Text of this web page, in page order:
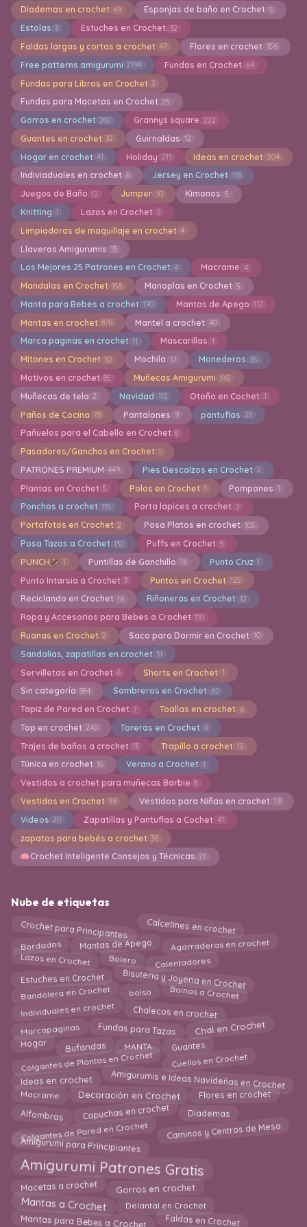
Diademas en crochet 49 Esponjas de baño en Crochet 5
Estolas 3 Estuches en Crochet 32
Faldas largas y cortas a crochet 47 Flores en crochet 156
Free patterns amigurumi 2194 Fundas en Crochet 64
Fundas para Libros en Crochet 3
Fundas para Macetas en Crochet 25
Gorros en crochet 282 Grannys square 222
Guantes en crochet 32 Guirnaldas 12
Hogar en crochet 41 Holiday 211 Ideas en crochet 204
Indiviaduales en crochet 6 Jersey en Crochet 118
Juegos de Baño 12 Jumper 10 Kimonos 5
Knitting 1 Lazos en Crochet 2
Limpiadoras de maquillaje en crochet 4
Llaveros Amigurumis 13
Los Mejores 25 Patrones en Crochet 4 Macrame 4
Mandalas en Crochet 158 Manoplas en Crochet 5
Manta para Bebes a crochet 190 Mantas de Apego 112
Mantas en crochet 878 Mantel a crochet 40
Marca paginas en crochet 11 Mascarillas 1
Mitones en Crochet 30 Mochila 17 Monederos 35
Motivos en crochet 85 Muñecas Amigurumi 145
Muñecas de tela 2 Navidad 112 Otoño en Cochet 1
Paños de Cocina 78 Pantalones 9 pantuflas 28
Pañuelos para el Cabello en Crochet 8
Pasadores/Ganchos en Crochet 1
PATRONES PREMIUM 449 Pies Descalzos en Crochet 2
Plantas en Crochet 5 Polos en Crochet 1 Pompones 1
Ponchos a crochet 135 Porta lapices a crochet 2
Portafotos en Crochet 2 Posa Platos en crochet 105
Posa Tazas a Crochet 132 Puffs en Crochet 5
PUNCH 1 Puntillas de Ganchillo 16 Punto Cruz 1
Punto Intarsia a Crochet 3 Puntos en Crochet 125
Reciclando en Crochet 16 Riñoneras en Crochet 12
Ropa y Accesorios para Bebes a Crochet 110
Ruanas en Crochet 2 Saco para Dormir en Crochet 10
Sandalias, zapatillas en crochet 31
Servilletas en Crochet 6 Shorts en Crochet 1
Sin categoría 384 Sombreros en Crochet 62
Tapiz de Pared en Crochet 7 Toallas en crochet 6
Top en crochet 240 Toreras en Crochet 6
Trajes de baños a crochet 13 Trapillo a crochet 12
Túnica en crochet 15 Verano a Crochet 1
Vestidos a crochet para muñecas Barbie 8
Vestidos en Crochet 99 Vestidos para Niñas en crochet 19
Videos 20 Zapatillas y Pantuflas a Cochet 41
zapatos para bebés a crochet 36
Crochet Inteligente Consejos y Técnicas 21
Nube de etiquetas
Crochet para Principantes Calcetines en crochet
Bordados Mantas de Apego Agarraderas en crochet
Lazos en Crochet Bolero Calentadores
Estuches en Crochet Bisuteria y Joyeria en Crochet
Bandolera en Crochet bolso Boinas a Crochet
Individuales en crochet Chalecos en crochet
Marcapaginas Fundas para Tazas Chal en Crochet
Hogar Bufandas MANTA Guantes
Colgantes de Plantas en Crochet Cuellos en Crochet
Ideas en crochet Amigurumis e Ideas Navideñas en Crochet
Macrame Decoración en Crochet Flores en crochet
Alfombras Capuchas en crochet Diademas
Colgantes de Pared en Crochet Caminos y Centros de Mesa
Amigurumi para Principiantes
Amigurumi Patrones Gratis
Macetas a crochet Gorros en crochet
Mantas a Crochet Delantal en Crochet
Faldas en Crochet